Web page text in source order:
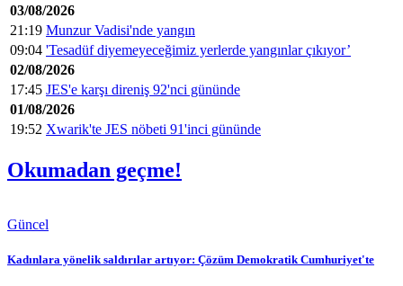
03/08/2026
21:19 Munzur Vadisi'nde yangın
09:04 'Tesadüf diyemeyeceğimiz yerlerde yangınlar çıkıyor’
02/08/2026
17:45 JES'e karşı direniş 92'nci gününde
01/08/2026
19:52 Xwarik'te JES nöbeti 91'inci gününde
Okumadan geçme!
Güncel
Kadınlara yönelik saldırılar artıyor: Çözüm Demokratik Cumhuriyet'te